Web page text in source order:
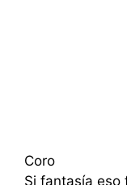
Coro
Si fantasía eso